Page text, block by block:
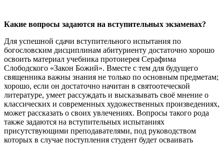
Какие вопросы задаются на вступительных экзаменах?
Для успешной сдачи вступительного испытания по
богословским дисциплинам абитуриенту достаточно хорошо
освоить материал учебника протоиерея Серафима
Слободского «Закон Божий». Вместе с тем для будущего
священника важны знания не только по основным предметам;
хорошо, если он достаточно начитан в святоотеческой
литературе, умеет рассуждать и высказывать своё мнение о
классических и современных художественных произведениях,
может рассказать о своих увлечениях. Вопросы такого рода
также задаются на вступительных испытаниях
присутствующими преподавателями, под руководством
которых в случае поступления студент будет осваивать